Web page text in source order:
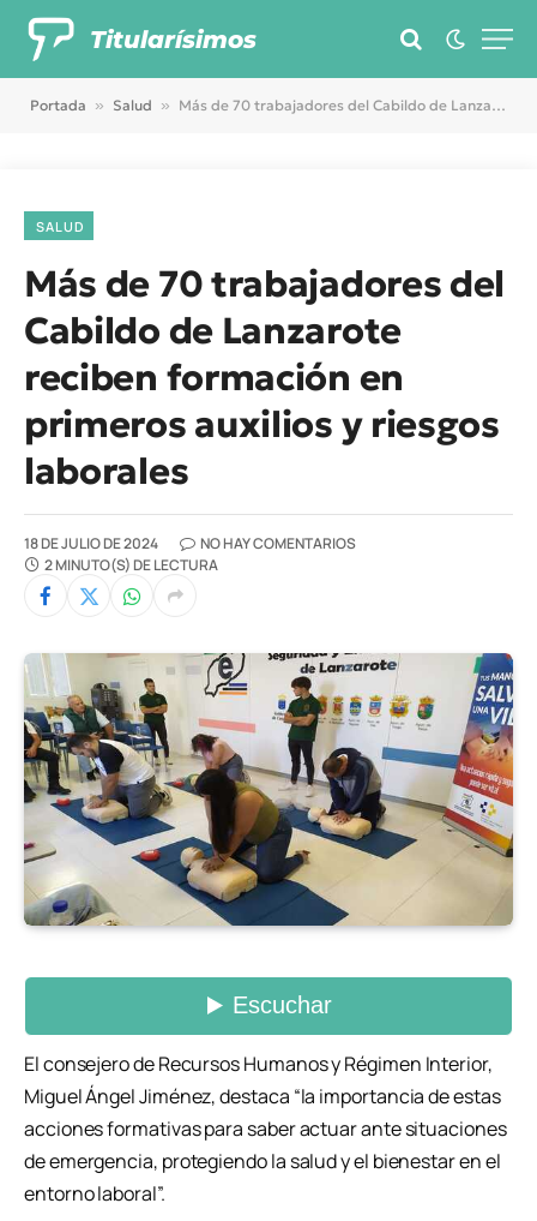
Titularísimos
Portada » Salud » Más de 70 trabajadores del Cabildo de Lanzarote reciben formación en primeros auxilios y riesgos laborales
SALUD
Más de 70 trabajadores del
Cabildo de Lanzarote
reciben formación en
primeros auxilios y riesgos
laborales
18 DE JULIO DE 2024
NO HAY COMENTARIOS
2 MINUTO(S) DE LECTURA
El consejero de Recursos Humanos y Régimen Interior,
Miguel Ángel Jiménez, destaca “la importancia de estas
acciones formativas para saber actuar ante situaciones
de emergencia, protegiendo la salud y el bienestar en el
entorno laboral”.